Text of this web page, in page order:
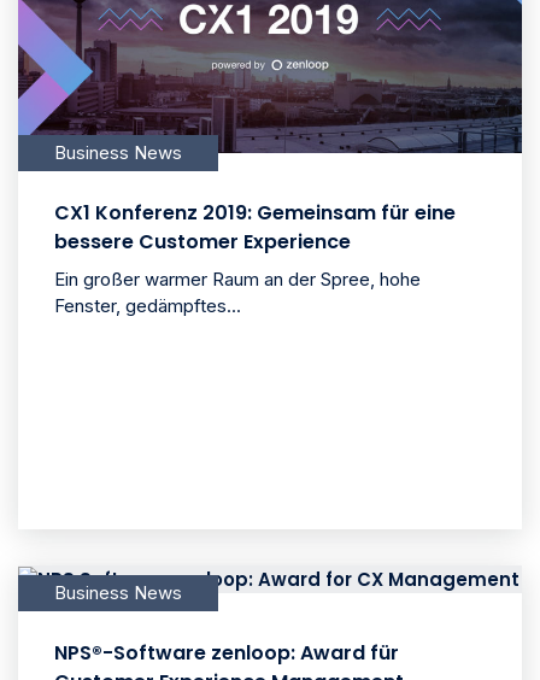
Business News
CX1 Konferenz 2019: Gemeinsam für eine
bessere Customer Experience
Ein großer warmer Raum an der Spree, hohe
Fenster, gedämpftes...
Business News
NPS®-Software zenloop: Award für